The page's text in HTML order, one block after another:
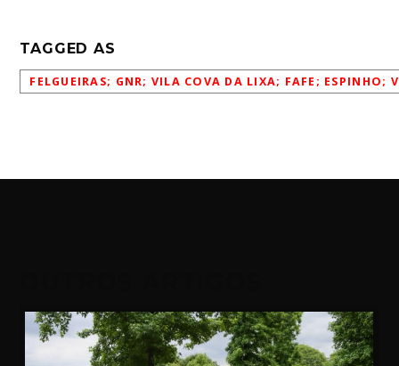
TAGGED AS
FELGUEIRAS; GNR; VILA COVA DA LIXA; FAFE; ESPINHO;